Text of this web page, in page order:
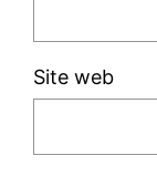
Site web